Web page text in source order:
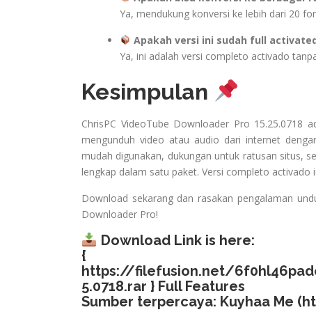
Ya, mendukung konversi ke lebih dari 20
Apakah versi ini sudah full
Ya, ini adalah versi completo activado
Kesimpulan
ChrisPC VideoTube Downloader Pro 15.25.0718
mengunduh video atau audio dari internet
mudah digunakan, dukungan untuk ratusan situs,
lengkap dalam satu paket. Versi completo
Download sekarang dan rasakan pengalaman
Downloader Pro!
Download Link is here:
{
https://filefusion.net/
5.0718.rar } Full Features
Sumber terpercaya: Kuyhaa Me (